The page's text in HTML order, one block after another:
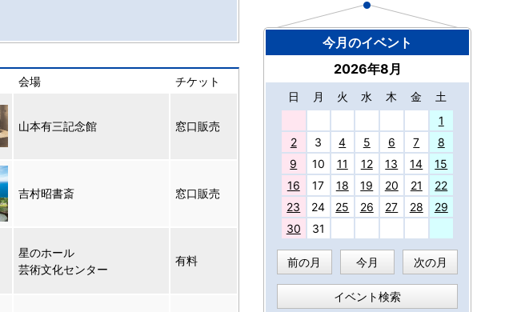
会場 チケット
山本有三記念館 窓口販売
吉村昭書斎 窓口販売
星のホール
芸術文化センター
有料
今月のイベント
2026年8月
日 月 火 水 木 金
土
1
2
3 4 5 6 7
8
9
10 11 12 13 14
15
16
17 18 19 20 21
22
23
24 25 26 27 28
29
30
31
前の月 今月 次の月
イベント検索